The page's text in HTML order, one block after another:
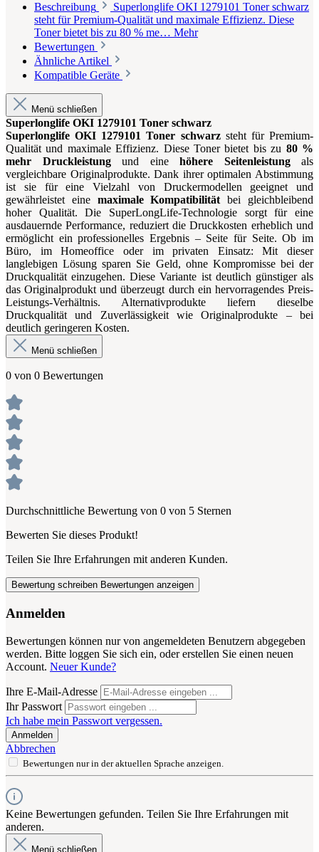
Beschreibung
Superlonglife OKI 1279101 Toner schwarz
steht für Premium-Qualität und maximale Effizienz. Diese
Toner bietet bis zu 80 % me… Mehr
Bewertungen
Ähnliche Artikel
Kompatible Geräte
Menü schließen
Superlonglife OKI 1279101 Toner schwarz
Superlonglife OKI 1279101 Toner schwarzsteht für Premium-
Qualität und maximale Effizienz. Diese Toner bietet bis zu 80 %
mehr Druckleistungund eine höhere Seitenleistungals
vergleichbare Originalprodukte. Dank ihrer optimalen Abstimmung
ist sie für eine Vielzahl von Druckermodellen geeignet und
gewährleistet eine maximale Kompatibilitätbei gleichbleibend
hoher Qualität. Die SuperLongLife-Technologie sorgt für eine
ausdauernde Performance, reduziert die Druckkosten erheblich und
ermöglicht ein professionelles Ergebnis – Seite für Seite. Ob im
Büro, im Homeoffice oder im privaten Einsatz: Mit dieser
langlebigen Lösung sparen Sie Geld, ohne Kompromisse bei der
Druckqualität einzugehen. Diese Variante ist deutlich günstiger als
das Originalprodukt und überzeugt durch ein hervorragendes Preis-
Leistungs-Verhältnis. Alternativprodukte liefern dieselbe
Druckqualität und Zuverlässigkeit wie Originalprodukte – bei
deutlich geringeren Kosten.
Menü schließen
0 von 0 Bewertungen
Durchschnittliche Bewertung von 0 von 5 Sternen
Bewerten Sie dieses Produkt!
Teilen Sie Ihre Erfahrungen mit anderen Kunden.
Bewertung schreiben Bewertungen anzeigen
Anmelden
Bewertungen können nur von angemeldeten Benutzern abgegeben
werden. Bitte loggen Sie sich ein, oder erstellen Sie einen neuen
Account. Neuer Kunde?
Ihre E-Mail-Adresse
Ihr Passwort
Ich habe mein Passwort vergessen.
Anmelden
Abbrechen
Bewertungen nur in der aktuellen Sprache anzeigen.
Keine Bewertungen gefunden. Teilen Sie Ihre Erfahrungen mit
anderen.
Menü schließen